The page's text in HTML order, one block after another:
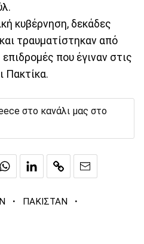
κυβέρνηση, δεκάδες
τραυματίστηκαν από
που έγιναν στις
Πακτίκα.
στο κανάλι μας στο
· ΠΑΚΙΣΤΑΝ ·